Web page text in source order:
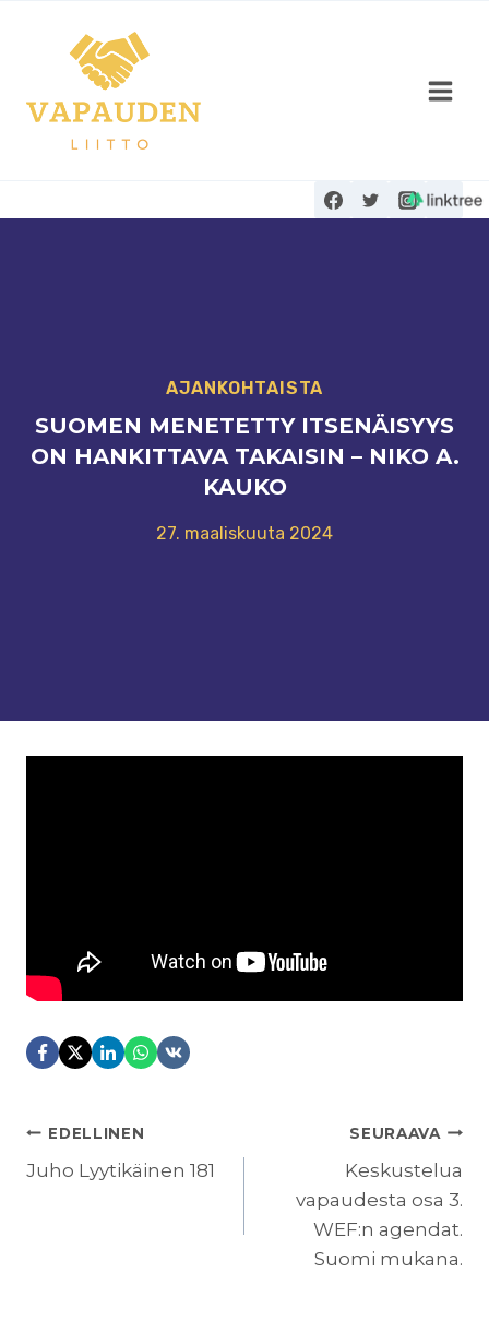
sisältöön
AJANKOHTAISTA
SUOMEN MENETETTY ITSENÄISYYS
ON HANKITTAVA TAKAISIN – NIKO A.
KAUKO
27. maaliskuuta 2024
ARTIKKELIEN
SELAUS
EDELLINEN
Juho Lyytikäinen 181
SEURAAVA
Keskustelua
vapaudesta osa 3.
WEF:n agendat.
Suomi mukana.